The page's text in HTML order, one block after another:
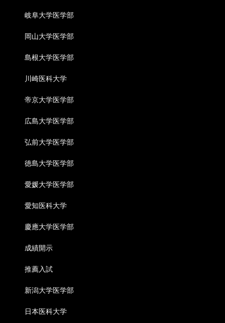
岐阜大学医学部
岡山大学医学部
島根大学医学部
川崎医科大学
帝京大学医学部
広島大学医学部
弘前大学医学部
徳島大学医学部
愛媛大学医学部
愛知医科大学
慶應大学医学部
成績開示
推薦入試
新潟大学医学部
日本医科大学